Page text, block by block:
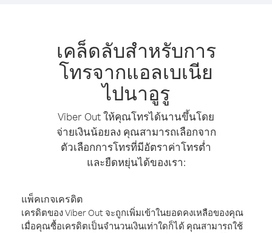
เคล็ดลับสำหรับการ
โทรจากแอลเบเนีย
ไปนาอูรู
Viber Out ให้คุณโทรได้นานขึ้นโดย
จ่ายเงินน้อยลง คุณสามารถเลือกจาก
ตัวเลือกการโทรที่มีอัตราค่าโทรต่ำ
และยืดหยุ่นได้ของเรา:
แพ็คเกจเครดิต
เครดิตของ Viber Out จะถูกเพิ่มเข้าในยอดคงเหลือของคุณ
เมื่อคุณซื้อเครดิตเป็นจำนวนเงินเท่าใดก็ได้ คุณสามารถใช้